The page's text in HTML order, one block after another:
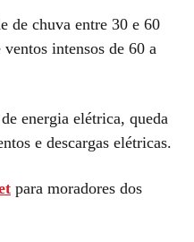
de chuva entre 30 e 60
intensos de 60 a
energia elétrica, queda
e descargas elétricas.
para moradores dos